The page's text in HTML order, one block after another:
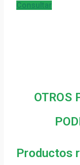
Consultar
OTROS
Productos